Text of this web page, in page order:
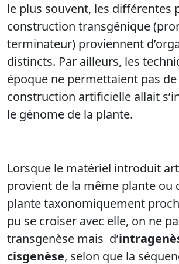
le plus souvent, les différentes
construction transgénique
terminateur) proviennent
distincts. Par ailleurs, les
époque ne permettaient pas
construction artificielle allait
le génome de la plante.
Lorsque le matériel introduit
provient de la même plante ou
plante taxonomiquement
pu se croiser avec elle, on ne
transgenèse mais d’
cisgenèse, selon que la